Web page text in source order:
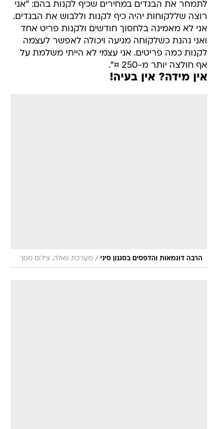
לתמחר את הבגדים במחירים שכיף לקנות בהם: "אני
רוצה שללקוחות יהיה כיף לקנות וללבוש את הבגדים.
אני לא מאמינה בלחסוך חודשים ולקנות פריט אחד
ואני נהנת כשלקוחה מגיעה ויכולה לאפשר לעצמה
לקנות כמה פריטים. אני עצמי לא הייתי משלמת על
אף חולצה יותר מ-250 ¤".
אין מידה? אין בעיה!
הרבה דוגמאות והדפסים בסגנון סיני / מערכת וואלה, צילום מסך